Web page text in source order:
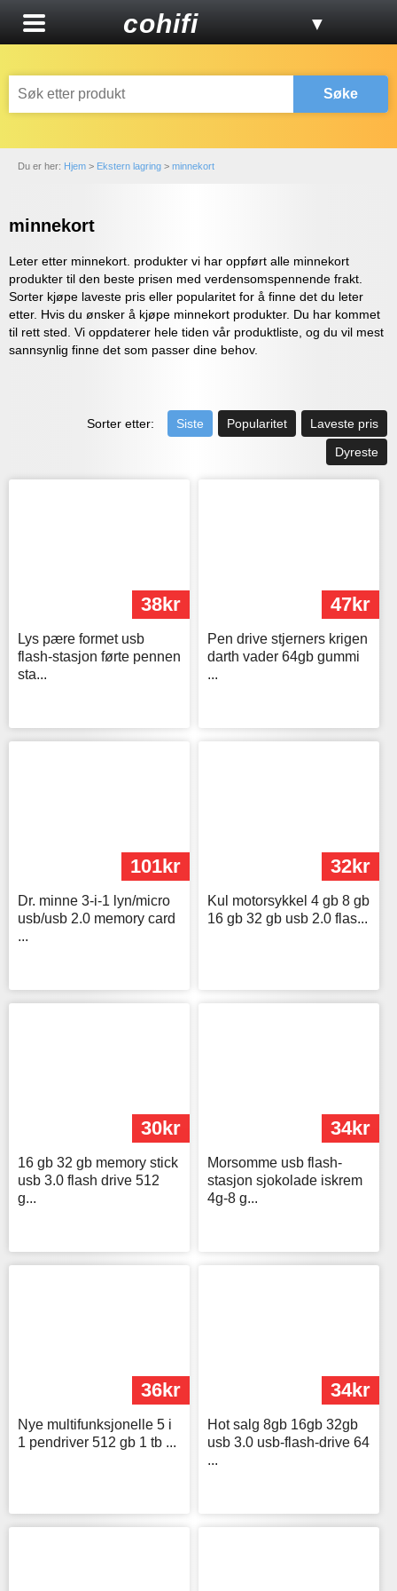
cohifi ▼
Søke
Du er her: Hjem > Ekstern lagring > minnekort
minnekort
Leter etter minnekort. produkter vi har oppført alle minnekort
produkter til den beste prisen med verdensomspennende frakt.
Sorter kjøpe laveste pris eller popularitet for å finne det du leter
etter. Hvis du ønsker å kjøpe minnekort produkter. Du har kommet
til rett sted. Vi oppdaterer hele tiden vår produktliste, og du vil mest
sannsynlig finne det som passer dine behov.
Sorter etter: Siste Popularitet
Laveste pris
Dyreste
38kr
Lys pære formet usb
flash-stasjon førte pennen
sta...
47kr
Pen drive stjerners krigen
darth vader 64gb gummi
...
101kr
Dr. minne 3-i-1 lyn/micro
usb/usb 2.0 memory card
...
32kr
Kul motorsykkel 4 gb 8 gb
16 gb 32 gb usb 2.0 flas...
30kr
16 gb 32 gb memory stick
usb 3.0 flash drive 512
g...
34kr
Morsomme usb flash-
stasjon sjokolade iskrem
4g-8 g...
36kr
Nye multifunksjonelle 5 i
1 pendriver 512 gb 1 tb ...
34kr
Hot salg 8gb 16gb 32gb
usb 3.0 usb-flash-drive 64
...